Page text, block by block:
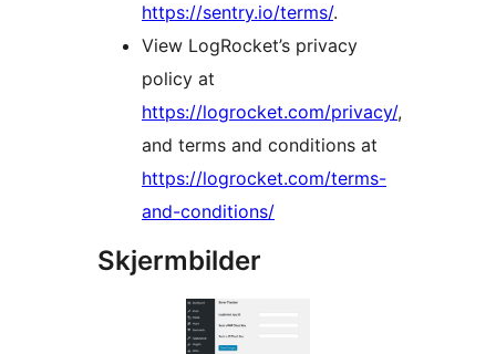
https://sentry.io/terms/.
View LogRocket’s privacy
policy at
https://logrocket.com/privacy/,
and terms and conditions at
https://logrocket.com/terms-
and-conditions/
Skjermbilder